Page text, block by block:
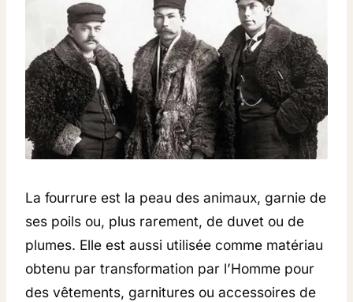
La fourrure est la peau des animaux, garnie de
ses poils ou, plus rarement, de duvet ou de
plumes. Elle est aussi utilisée comme matériau
obtenu par transformation par l’Homme pour
des vêtements, garnitures ou accessoires de